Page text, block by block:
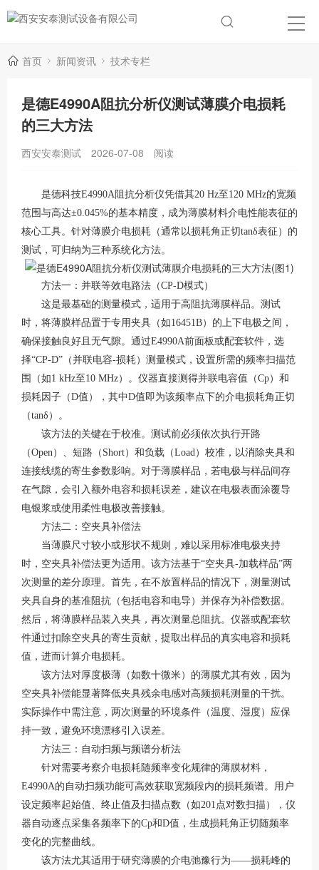
首页 新闻资讯 技术专栏
是德E4990A阻抗分析仪测试薄膜介电损耗
的三大方法
西安安泰测试 2026-07-08 阅读
是德科技E4990A阻抗分析仪凭借其20 Hz至120 MHz的宽频
范围与高达±0.045%的基本精度，成为薄膜材料介电性能表征的
核心工具。针对薄膜介电损耗（通常以损耗角正切tanδ表征）的
测试，可归纳为三种系统化方法。
方法一：并联等效电路法（CP-D模式）
这是最基础的测量模式，适用于高阻抗薄膜样品。测试
时，将薄膜样品置于专用夹具（如16451B）的上下电极之间，
确保接触良好且无气隙。通过E4990A前面板或配套软件，选
择“CP-D”（并联电容-损耗）测量模式，设置所需的频率扫描范
围（如1 kHz至10 MHz） 。仪器直接测得并联电容值（Cp）和
损耗因子（D值），其中D值即为该频率点下的介电损耗角正切
（tanδ） 。
该方法的关键在于校准。测试前必须依次执行开路
（Open）、短路（Short）和负载（Load）校准，以消除夹具和
连接线缆的寄生参数影响。对于薄膜样品，若电极与样品间存
在气隙，会引入额外电容和损耗误差，建议在电极表面涂覆导
电银浆或使用柔性电极改善接触。
方法二：空夹具补偿法
当薄膜尺寸较小或形状不规则，难以采用标准电极夹持
时，空夹具补偿法更为适用。该方法基于“空夹具-加载样品”两
次测量的差分原理。首先，在不放置样品的情况下，测量测试
夹具自身的基准阻抗（包括电容和电导）并保存为补偿数据。
然后，将薄膜样品装入夹具，再次测量总阻抗。仪器或配套软
件通过扣除空夹具的寄生贡献，提取出样品的真实电容和损耗
值，进而计算介电损耗。
该方法对厚度极薄（如数十微米）的薄膜尤其有效，因为
空夹具补偿能显著降低夹具残余电感对高频损耗测量的干扰。
实际操作中需注意，两次测量的环境条件（温度、湿度）应保
持一致，避免环境漂移引入误差。
方法三：自动扫频与频谱分析法
针对需要考察介电损耗随频率变化规律的薄膜材料，
E4990A的自动扫频功能可高效获取宽频段内的损耗频谱。用户
设定频率起始值、终止值及扫描点数（如201点对数扫描），仪
器自动逐点采集各频率下的Cp和D值，生成损耗角正切随频率
变化的完整曲线。
该方法尤其适用于研究薄膜的介电弛豫行为——损耗峰的